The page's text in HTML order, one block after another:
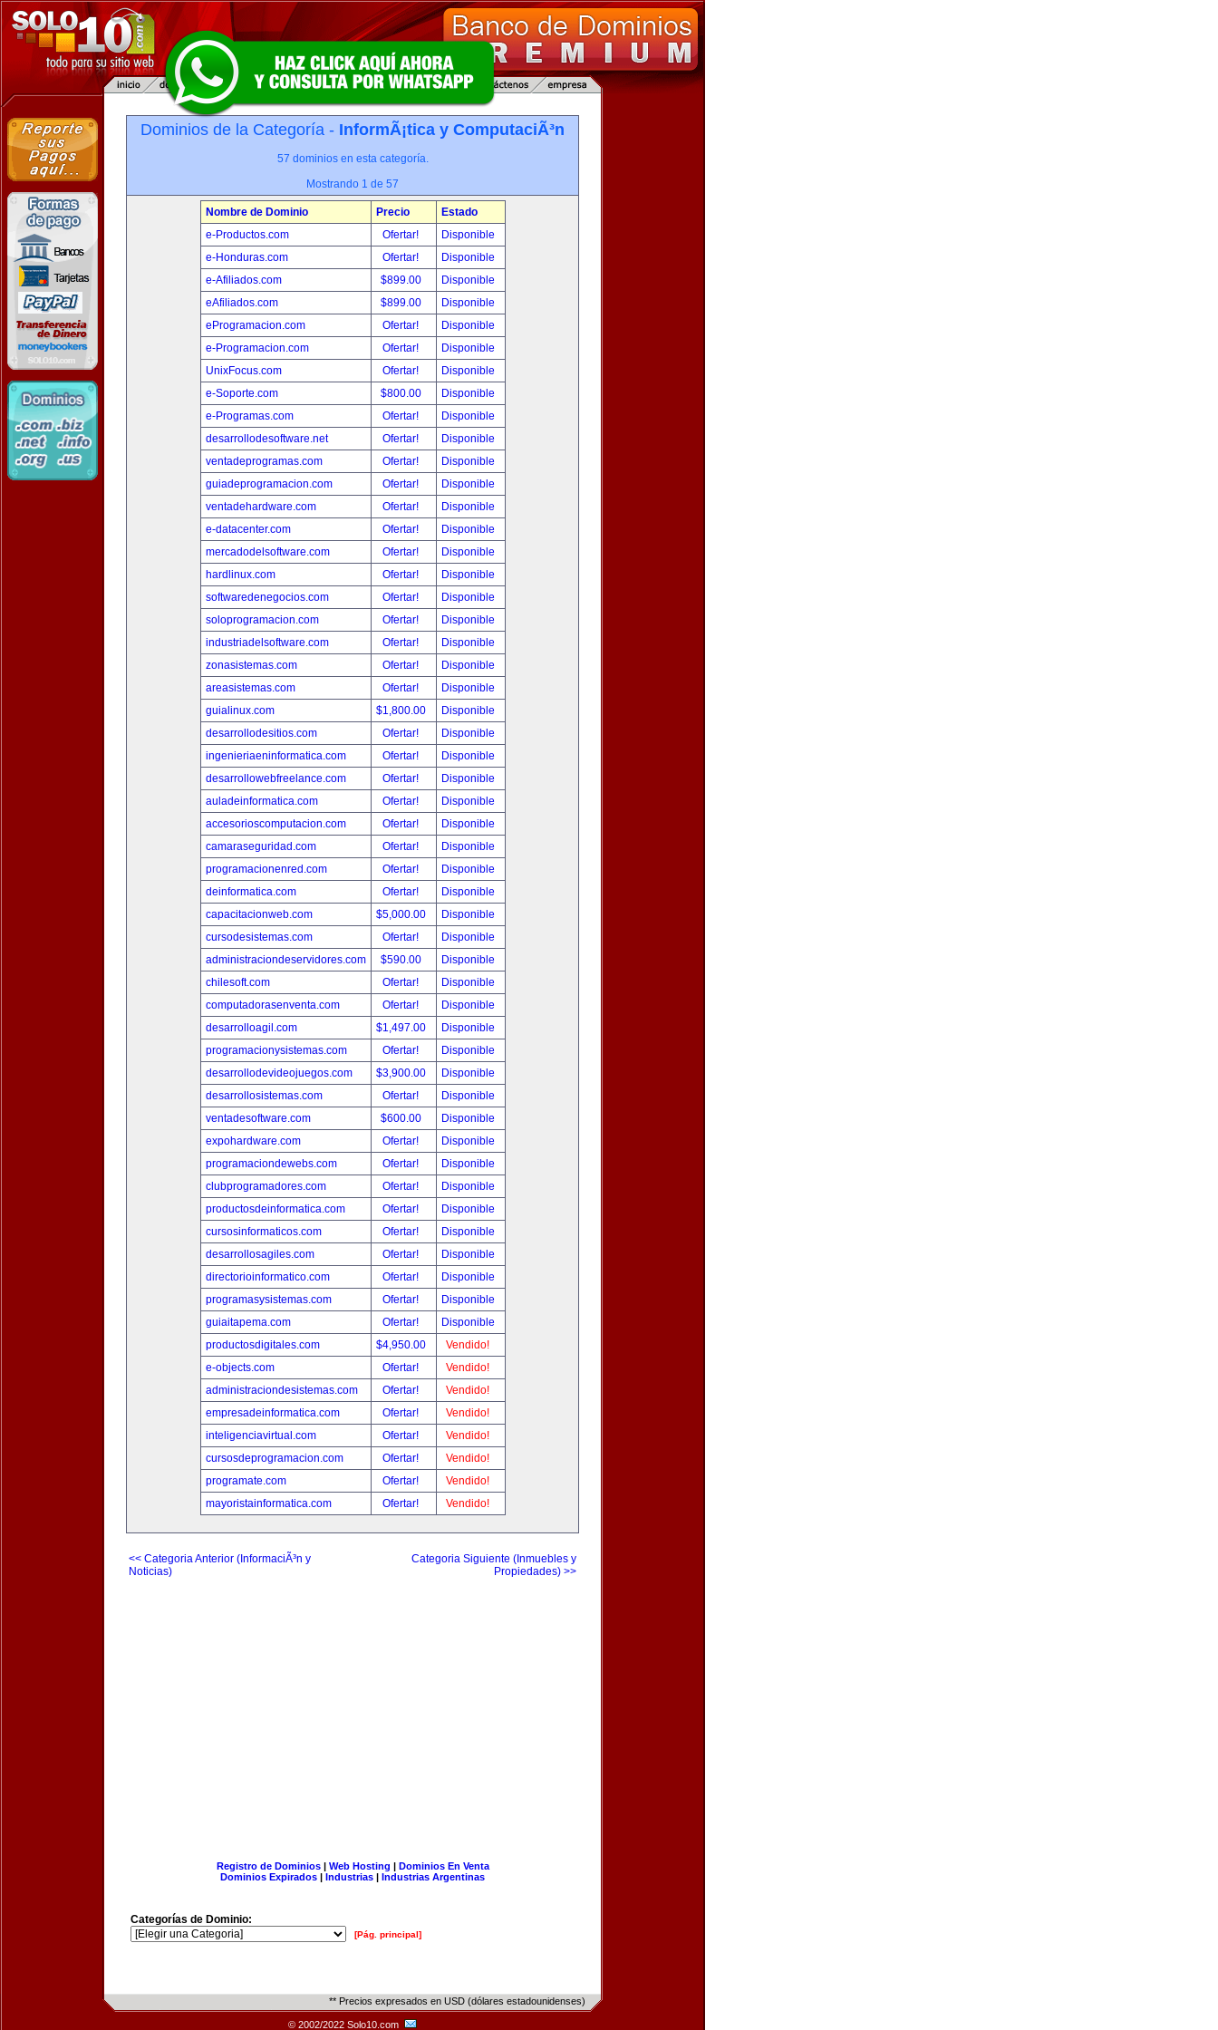
Dominios de la Categoría - InformÃ¡tica y ComputaciÃ³n
57 dominios en esta categoría.
Mostrando 1 de 57
Nombre de Dominio Precio
Estado
e-Productos.com
Ofertar!
Disponible
e-Honduras.com
Ofertar!
Disponible
e-Afiliados.com
$899.00
Disponible
eAfiliados.com
$899.00
Disponible
eProgramacion.com
Ofertar!
Disponible
e-Programacion.com
Ofertar!
Disponible
UnixFocus.com
Ofertar!
Disponible
e-Soporte.com
$800.00
Disponible
e-Programas.com
Ofertar!
Disponible
desarrollodesoftware.net
Ofertar!
Disponible
ventadeprogramas.com
Ofertar!
Disponible
guiadeprogramacion.com
Ofertar!
Disponible
ventadehardware.com
Ofertar!
Disponible
e-datacenter.com
Ofertar!
Disponible
mercadodelsoftware.com
Ofertar!
Disponible
hardlinux.com
Ofertar!
Disponible
softwaredenegocios.com
Ofertar!
Disponible
soloprogramacion.com
Ofertar!
Disponible
industriadelsoftware.com
Ofertar!
Disponible
zonasistemas.com
Ofertar!
Disponible
areasistemas.com
Ofertar!
Disponible
guialinux.com
$1,800.00
Disponible
desarrollodesitios.com
Ofertar!
Disponible
ingenieriaeninformatica.com
Ofertar!
Disponible
desarrollowebfreelance.com
Ofertar!
Disponible
auladeinformatica.com
Ofertar!
Disponible
accesorioscomputacion.com
Ofertar!
Disponible
camaraseguridad.com
Ofertar!
Disponible
programacionenred.com
Ofertar!
Disponible
deinformatica.com
Ofertar!
Disponible
capacitacionweb.com
$5,000.00
Disponible
cursodesistemas.com
Ofertar!
Disponible
administraciondeservidores.com
$590.00
Disponible
chilesoft.com
Ofertar!
Disponible
computadorasenventa.com
Ofertar!
Disponible
desarrolloagil.com
$1,497.00
Disponible
programacionysistemas.com
Ofertar!
Disponible
desarrollodevideojuegos.com
$3,900.00
Disponible
desarrollosistemas.com
Ofertar!
Disponible
ventadesoftware.com
$600.00
Disponible
expohardware.com
Ofertar!
Disponible
programaciondewebs.com
Ofertar!
Disponible
clubprogramadores.com
Ofertar!
Disponible
productosdeinformatica.com
Ofertar!
Disponible
cursosinformaticos.com
Ofertar!
Disponible
desarrollosagiles.com
Ofertar!
Disponible
directorioinformatico.com
Ofertar!
Disponible
programasysistemas.com
Ofertar!
Disponible
guiaitapema.com
Ofertar!
Disponible
productosdigitales.com
$4,950.00
Vendido!
e-objects.com
Ofertar!
Vendido!
administraciondesistemas.com
Ofertar!
Vendido!
empresadeinformatica.com
Ofertar!
Vendido!
inteligenciavirtual.com
Ofertar!
Vendido!
cursosdeprogramacion.com
Ofertar!
Vendido!
programate.com
Ofertar!
Vendido!
mayoristainformatica.com
Ofertar! Vendido!
<< Categoria Anterior (InformaciÃ³n y
Noticias)
Categoria Siguiente (Inmuebles y
Propiedades) >>
Registro de Dominios| Web Hosting | Dominios En Venta
Dominios Expirados | Industrias | Industrias Argentinas
Categorías de Dominio:
[Pág. principal]
** Precios expresados en USD (dólares estadounidenses)
© 2002/2022 Solo10.com